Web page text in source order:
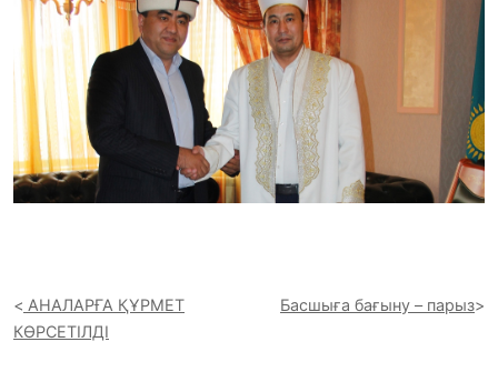
АНАЛАРҒА ҚҰРМЕТ
КӨРСЕТІЛДІ
Басшыға бағыну – парыз